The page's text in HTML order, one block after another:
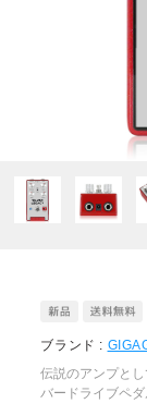
ブランド :
伝説のアンプと
バードライブペダ